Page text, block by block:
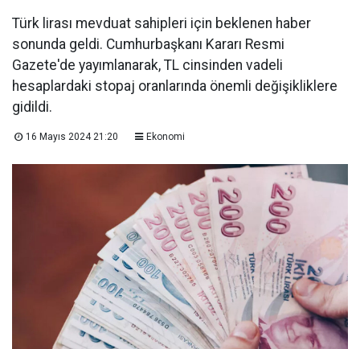
Türk lirası mevduat sahipleri için beklenen haber
sonunda geldi. Cumhurbaşkanı Kararı Resmi
Gazete'de yayımlanarak, TL cinsinden vadeli
hesaplardaki stopaj oranlarında önemli değişikliklere
gidildi.
16 Mayıs 2024 21:20 Ekonomi